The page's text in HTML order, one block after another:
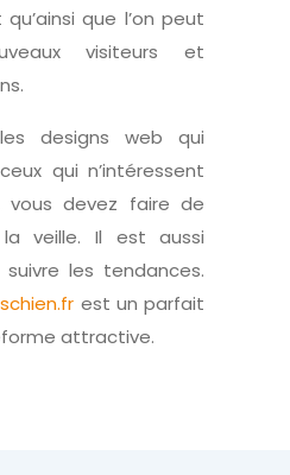
que l’on peut
visiteurs et
designs web qui
qui n’intéressent
vous devez faire de
veille. Il est aussi
les tendances.
est un parfait
attractive.